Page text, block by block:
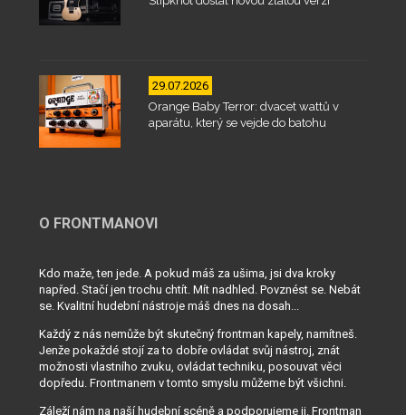
29.07.2026
Orange Baby Terror: dvacet wattů v
aparátu, který se vejde do batohu
O FRONTMANOVI
Kdo maže, ten jede. A pokud máš za ušima, jsi dva kroky
napřed. Stačí jen trochu chtít. Mít nadhled. Povznést se. Nebát
se. Kvalitní hudební nástroje máš dnes na dosah...
Každý z nás nemůže být skutečný frontman kapely, namítneš.
Jenže pokaždé stojí za to dobře ovládat svůj nástroj, znát
možnosti vlastního zvuku, ovládat techniku, posouvat věci
dopředu. Frontmanem v tomto smyslu můžeme být všichni.
Záleží nám na naší hudební scéně a podporujeme ji. Frontman